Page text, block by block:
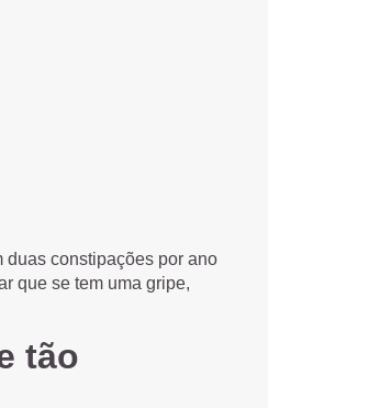
duas constipações por ano
que se tem uma gripe,
tão